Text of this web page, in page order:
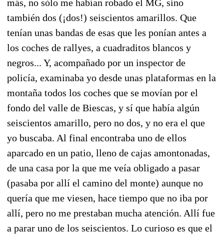
más, no sólo me habían robado el MG, sino
también dos (¡dos!) seiscientos amarillos. Que
tenían unas bandas de esas que les ponían antes a
los coches de rallyes, a cuadraditos blancos y
negros... Y, acompañado por un inspector de
policía, examinaba yo desde unas plataformas en la
montaña todos los coches que se movían por el
fondo del valle de Biescas, y sí que había algún
seiscientos amarillo, pero no dos, y no era el que
yo buscaba. Al final encontraba uno de ellos
aparcado en un patio, lleno de cajas amontonadas,
de una casa por la que me veía obligado a pasar
(pasaba por allí el camino del monte) aunque no
quería que me viesen, hace tiempo que no iba por
allí, pero no me prestaban mucha atención. Allí fue
a parar uno de los seiscientos. Lo curioso es que el